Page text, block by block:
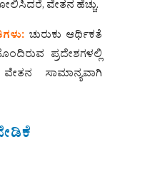
ವೇತನ ಹೆಚ್ಚು.
ಚುರುಕು ಆರ್ಥಿಕತೆ
ಪ್ರದೇಶಗಳಲ್ಲಿ
ಸಾಮಾನ್ಯವಾಗಿ